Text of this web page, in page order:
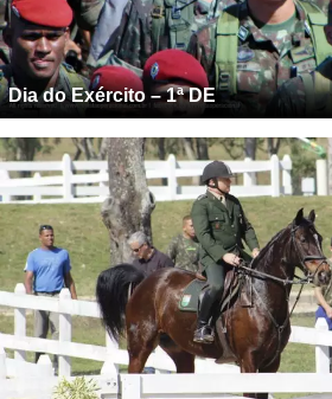
Dia do Exército – 1ª DE